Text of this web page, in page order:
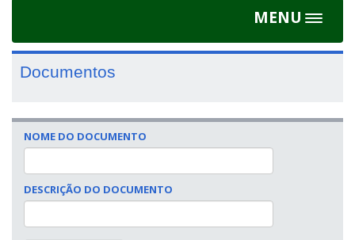
MENU
Toggle
Documentos
NOME DO DOCUMENTO
DESCRIÇÃO DO DOCUMENTO